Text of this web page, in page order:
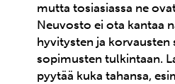
mutta tosiasiassa ne
Neuvosto ei ota kantaa
hyvitysten ja korvausten
sopimusten tulkintaan.
pyytää kuka tahansa,